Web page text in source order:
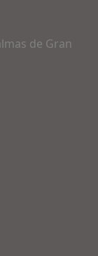
de Gran